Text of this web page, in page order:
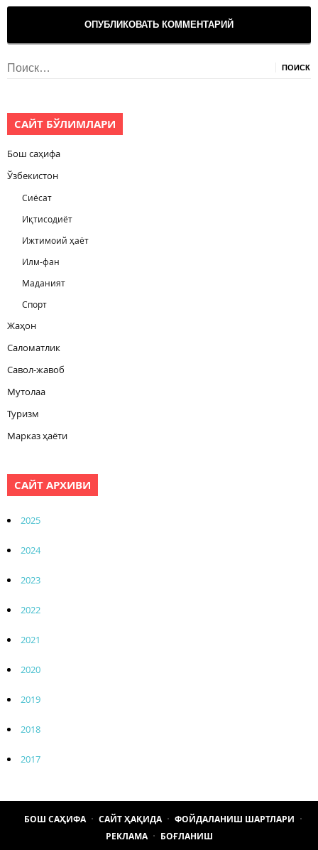
Найти:
САЙТ БЎЛИМЛАРИ
Бош саҳифа
Ўзбекистон
Сиёсат
Иқтисодиёт
Ижтимоий ҳаёт
Илм-фан
Маданият
Спорт
Жаҳон
Саломатлик
Савол-жавоб
Мутолаа
Туризм
Марказ ҳаёти
САЙТ АРХИВИ
2025
2024
2023
2022
2021
2020
2019
2018
2017
БОШ САҲИФА САЙТ ҲАҚИДА
ФОЙДАЛАНИШ ШАРТЛАРИ
РЕКЛАМА
БОҒЛАНИШ